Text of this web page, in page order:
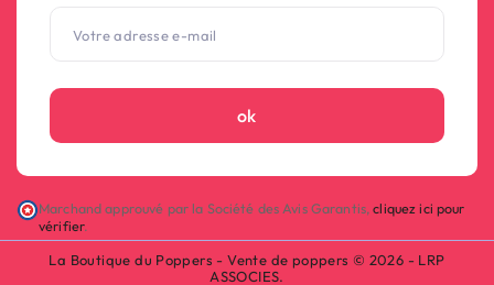
ok
Marchand approuvé par la Société des Avis Garantis,cliquez ici pour
vérifier.
La Boutique du Poppers - Vente de poppers © 2026 - LRP
ASSOCIES.